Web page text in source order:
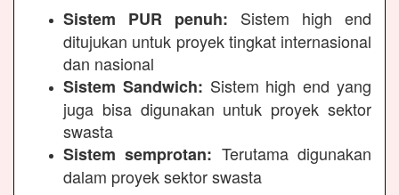
Sistem PUR penuh: Sistem high end
ditujukan untuk proyek tingkat internasional
dan nasional
Sistem Sandwich: Sistem high end yang
juga bisa digunakan untuk proyek sektor
swasta
Sistem semprotan: Terutama digunakan
dalam proyek sektor swasta